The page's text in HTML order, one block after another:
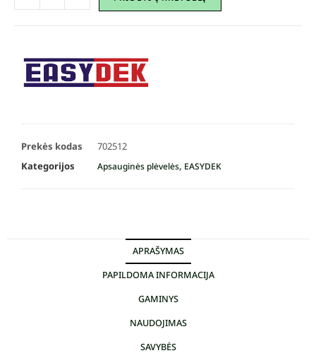
Prekės kodas
702512
Kategorijos
Apsauginės plėvelės, EASYDEK
APRAŠYMAS
PAPILDOMA INFORMACIJA
GAMINYS
NAUDOJIMAS
SAVYBĖS